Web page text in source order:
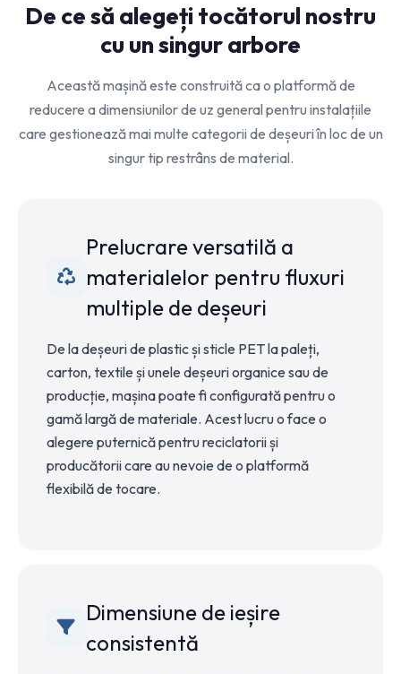
De ce să alegeți tocătorul nostru
cu un singur arbore
Această mașină este construită ca o platformă de
reducere a dimensiunilor de uz general pentru instalațiile
care gestionează mai multe categorii de deșeuri în loc de un
singur tip restrâns de material.
Prelucrare versatilă a
materialelor pentru fluxuri
multiple de deșeuri
De la deșeuri de plastic și sticle PET la paleți,
carton, textile și unele deșeuri organice sau de
producție, mașina poate fi configurată pentru o
gamă largă de materiale. Acest lucru o face o
alegere puternică pentru reciclatorii și
producătorii care au nevoie de o platformă
flexibilă de tocare.
Dimensiune de ieșire
consistentă